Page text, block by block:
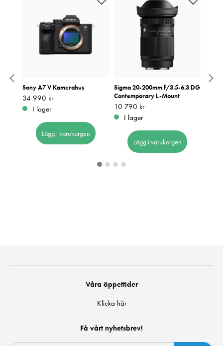
Sony A7 V Kamerahus
Pris :34 990 kr
34 990 kr
I lager
Lägg i varukorgen
Sigma 20-200mm f/3.5-6.3 DG
Contemporary L-Mount
Pris :10 790 kr
10 790 kr
I lager
Lägg i varukorgen
Våra öppettider
Klicka här
Få vårt nyhetsbrev!